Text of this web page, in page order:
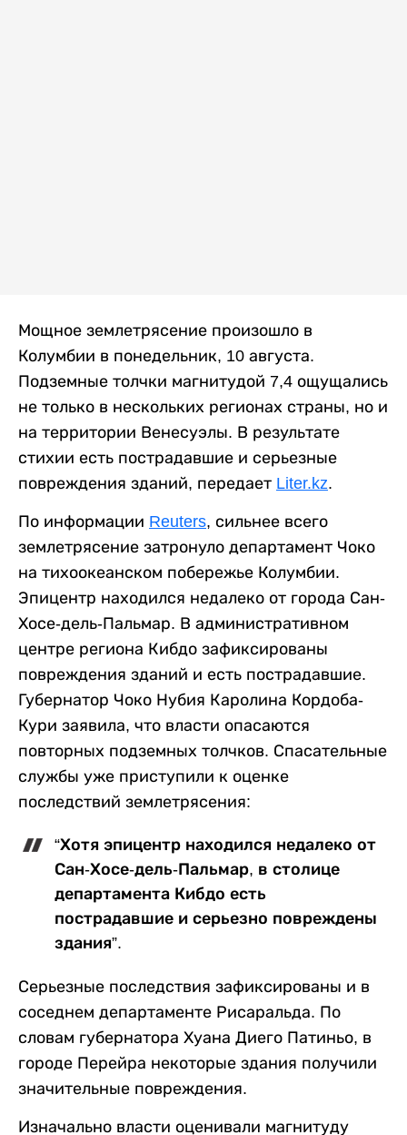
Мощное землетрясение произошло в
Колумбии в понедельник, 10 августа.
Подземные толчки магнитудой 7,4 ощущались
не только в нескольких регионах страны, но и
на территории Венесуэлы. В результате
стихии есть пострадавшие и серьезные
повреждения зданий, передает Liter.kz.
По информации Reuters, сильнее всего
землетрясение затронуло департамент Чоко
на тихоокеанском побережье Колумбии.
Эпицентр находился недалеко от города Сан-
Хосе-дель-Пальмар. В административном
центре региона Кибдо зафиксированы
повреждения зданий и есть пострадавшие.
Губернатор Чоко Нубия Каролина Кордоба-
Кури заявила, что власти опасаются
повторных подземных толчков. Спасательные
службы уже приступили к оценке
последствий землетрясения:
“Хотя эпицентр находился недалеко от
Сан-Хосе-дель-Пальмар, в столице
департамента Кибдо есть
пострадавшие и серьезно повреждены
здания”.
Серьезные последствия зафиксированы и в
соседнем департаменте Рисаральда. По
словам губернатора Хуана Диего Патиньо, в
городе Перейра некоторые здания получили
значительные повреждения.
Изначально власти оценивали магнитуду